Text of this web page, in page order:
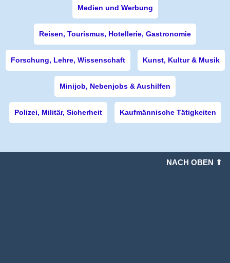
Medien und Werbung
Reisen, Tourismus, Hotellerie, Gastronomie
Forschung, Lehre, Wissenschaft Kunst, Kultur & Musik
Minijob, Nebenjobs & Aushilfen
Polizei, Militär, Sicherheit Kaufmännische Tätigkeiten
NACH OBEN ⇑